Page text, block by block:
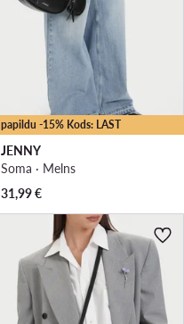
papildu -15% Kods: LAST
JENNY
Soma · Melns
31,99€